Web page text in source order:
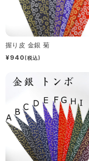
握り皮 金銀 菊
¥940(税込)